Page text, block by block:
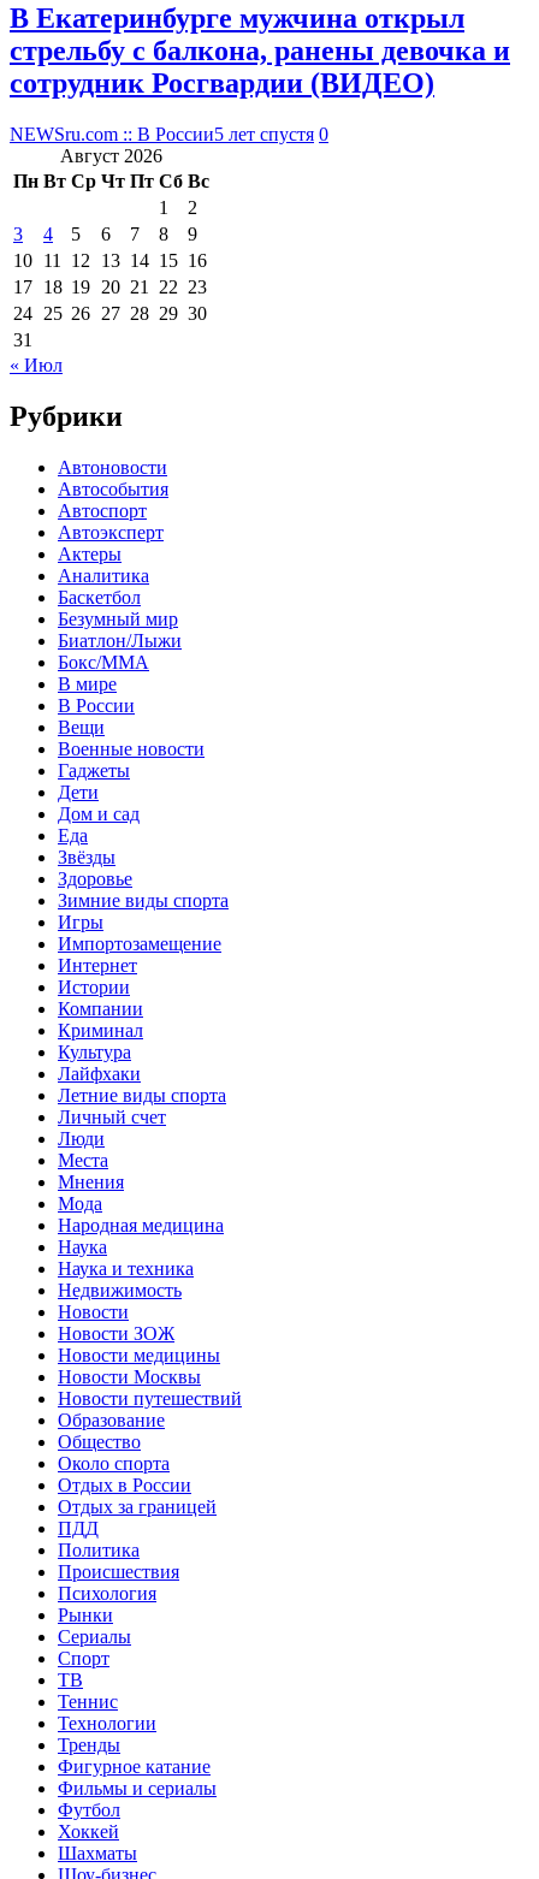
В Екатеринбурге мужчина открыл
стрельбу с балкона, ранены девочка и
сотрудник Росгвардии (ВИДЕО)
NEWSru.com :: В России5 лет спустя 0
Август 2026
Пн Вт Ср Чт Пт Сб Вс
1
2
3
4 5 6 7 8
9
10 11 12 13 14 15 16
17 18 19 20 21 22 23
24 25 26 27 28 29 30
31
« Июл
Рубрики
Автоновости
Автособытия
Автоспорт
Автоэксперт
Актеры
Аналитика
Баскетбол
Безумный мир
Биатлон/Лыжи
Бокс/MMA
В мире
В России
Вещи
Военные новости
Гаджеты
Дети
Дом и сад
Еда
Звёзды
Здоровье
Зимние виды спорта
Игры
Импортозамещение
Интернет
Истории
Компании
Криминал
Культура
Лайфхаки
Летние виды спорта
Личный счет
Люди
Места
Мнения
Мода
Народная медицина
Наука
Наука и техника
Недвижимость
Новости
Новости ЗОЖ
Новости медицины
Новости Москвы
Новости путешествий
Образование
Общество
Около спорта
Отдых в России
Отдых за границей
ПДД
Политика
Происшествия
Психология
Рынки
Сериалы
Спорт
ТВ
Теннис
Технологии
Тренды
Фигурное катание
Фильмы и сериалы
Футбол
Хоккей
Шахматы
Шоу-бизнес